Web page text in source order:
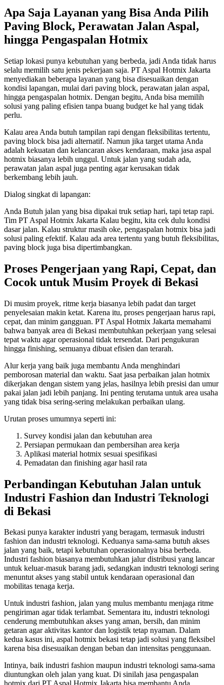
Apa Saja Layanan yang Bisa Anda Pilih
Paving Block, Perawatan Jalan Aspal,
hingga Pengaspalan Hotmix
Setiap lokasi punya kebutuhan yang berbeda, jadi Anda tidak harus
selalu memilih satu jenis pekerjaan saja. PT Aspal Hotmix Jakarta
menyediakan beberapa layanan yang bisa disesuaikan dengan
kondisi lapangan, mulai dari paving block, perawatan jalan aspal,
hingga pengaspalan hotmix. Dengan begitu, Anda bisa memilih
solusi yang paling efisien tanpa buang budget ke hal yang tidak
perlu.
Kalau area Anda butuh tampilan rapi dengan fleksibilitas tertentu,
paving block bisa jadi alternatif. Namun jika target utama Anda
adalah kekuatan dan kelancaran akses kendaraan, maka jasa aspal
hotmix biasanya lebih unggul. Untuk jalan yang sudah ada,
perawatan jalan aspal juga penting agar kerusakan tidak
berkembang lebih jauh.
Dialog singkat di lapangan:
Anda Butuh jalan yang bisa dipakai truk setiap hari, tapi tetap rapi.
Tim PT Aspal Hotmix Jakarta Kalau begitu, kita cek dulu kondisi
dasar jalan. Kalau struktur masih oke, pengaspalan hotmix bisa jadi
solusi paling efektif. Kalau ada area tertentu yang butuh fleksibilitas,
paving block juga bisa dipertimbangkan.
Proses Pengerjaan yang Rapi, Cepat, dan
Cocok untuk Musim Proyek di Bekasi
Di musim proyek, ritme kerja biasanya lebih padat dan target
penyelesaian makin ketat. Karena itu, proses pengerjaan harus rapi,
cepat, dan minim gangguan. PT Aspal Hotmix Jakarta memahami
bahwa banyak area di Bekasi membutuhkan pekerjaan yang selesai
tepat waktu agar operasional tidak tersendat. Dari pengukuran
hingga finishing, semuanya dibuat efisien dan terarah.
Alur kerja yang baik juga membantu Anda menghindari
pemborosan material dan waktu. Saat jasa perbaikan jalan hotmix
dikerjakan dengan sistem yang jelas, hasilnya lebih presisi dan umur
pakai jalan jadi lebih panjang. Ini penting terutama untuk area usaha
yang tidak bisa sering-sering melakukan perbaikan ulang.
Urutan proses umumnya seperti ini:
Survey kondisi jalan dan kebutuhan area
Persiapan permukaan dan pembersihan area kerja
Aplikasi material hotmix sesuai spesifikasi
Pemadatan dan finishing agar hasil rata
Perbandingan Kebutuhan Jalan untuk
Industri Fashion dan Industri Teknologi
di Bekasi
Bekasi punya karakter industri yang beragam, termasuk industri
fashion dan industri teknologi. Keduanya sama-sama butuh akses
jalan yang baik, tetapi kebutuhan operasionalnya bisa berbeda.
Industri fashion biasanya membutuhkan jalur distribusi yang lancar
untuk keluar-masuk barang jadi, sedangkan industri teknologi sering
menuntut akses yang stabil untuk kendaraan operasional dan
mobilitas tenaga kerja.
Untuk industri fashion, jalan yang mulus membantu menjaga ritme
pengiriman agar tidak terlambat. Sementara itu, industri teknologi
cenderung membutuhkan akses yang aman, bersih, dan minim
getaran agar aktivitas kantor dan logistik tetap nyaman. Dalam
kedua kasus ini, aspal hotmix bekasi tetap jadi solusi yang fleksibel
karena bisa disesuaikan dengan beban dan intensitas penggunaan.
Intinya, baik industri fashion maupun industri teknologi sama-sama
diuntungkan oleh jalan yang kuat. Di sinilah jasa pengaspalan